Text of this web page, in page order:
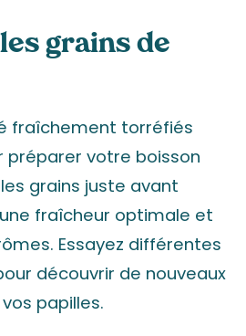
grains de
fraîchement torréfiés
préparer votre boisson
grains juste avant
fraîcheur optimale et
Essayez différentes
découvrir de nouveaux
papilles.